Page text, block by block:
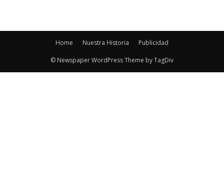
Home Nuestra Historia Publicidad
© Newspaper WordPress Theme by TagDiv